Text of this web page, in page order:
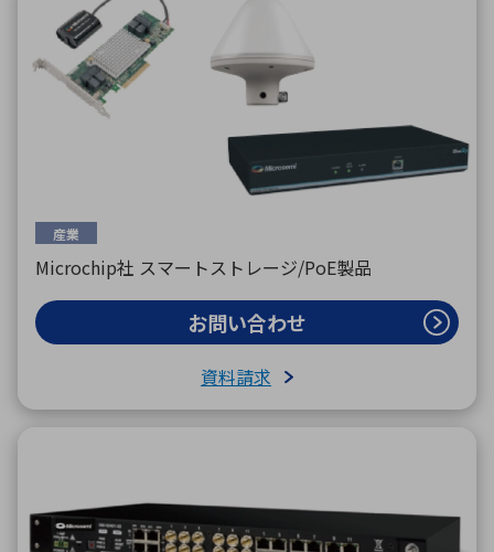
産業
Microchip社 スマートストレージ/PoE製品
お問い合わせ
資料請求